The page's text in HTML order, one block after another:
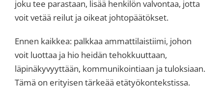
joku tee parastaan, lisää henkilön valvontaa, jotta
voit vetää reilut ja oikeat johtopäätökset.
Ennen kaikkea: palkkaa ammattilaistiimi, johon
voit luottaa ja hio heidän tehokkuuttaan,
läpinäkyvyyttään, kommunikointiaan ja tuloksiaan.
Tämä on erityisen tärkeää etätyökontekstissa.